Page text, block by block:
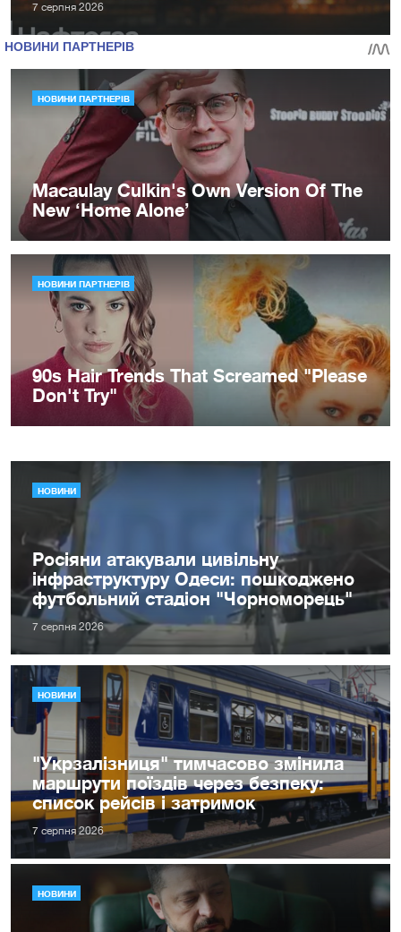
7 серпня 2026
НОВИНИ
Росіяни атакували цивільну
інфраструктуру Одеси: пошкоджено
футбольний стадіон "Чорноморець"
7 серпня 2026
НОВИНИ
"Укрзалізниця" тимчасово змінила
маршрути поїздів через безпеку:
список рейсів і затримок
7 серпня 2026
НОВИНИ